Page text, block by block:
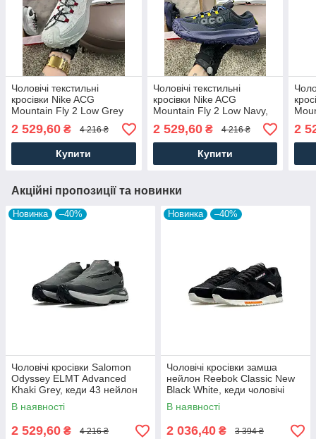
Чоловічі текстильні
кросівки Nike ACG
Mountain Fly 2 Low Grey
White, кеди Найк текстиль
нейлон. Чоловіче взуття
2 529,60 ₴ 4 216 ₴
Купити
Чоловічі текстильні
кросівки Nike ACG
Mountain Fly 2 Low Navy,
кеди Найк текстиль
текстиль нейлон сині.
Чоловіче взуття
2 529,60₴ 4 216 ₴
Купити
2
Акційні пропозиції та новинки
Новинка –40%
Чоловічі кросівки Salomon
Odyssey ELMT Advanced
Khaki Grey, кеди 43 нейлон
текстиль, Чоловіче взуття
В наявності
2 529,60 ₴ 4 216 ₴
Новинка –40%
Чоловічі кросівки замша
нейлон Reebok Classic New
Black White, кеди чоловічі
Рибок чорні. Чоловіче взуття
В наявності
2 036,40 ₴ 3 394 ₴